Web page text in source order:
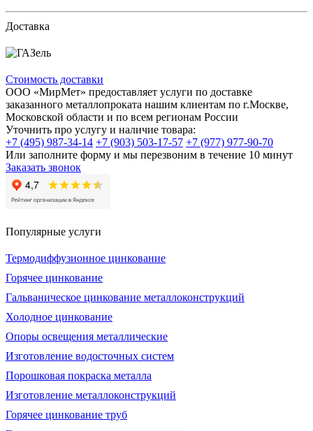
Доставка
Стоимость доставки
ООО «МирМет» предоставляет услуги по доставке
заказанного металлопроката нашим клиентам по г.Москве,
Московской области и по всем регионам России
Уточнить про услугу и наличие товара:
+7 (495) 987-34-14 +7 (903) 503-17-57 +7 (977) 977-90-70
Или заполните форму и мы перезвоним в течение 10 минут
Заказать звонок
Популярные услуги
Термодиффузионное цинкование
Горячее цинкование
Гальваническое цинкование металлоконструкций
Холодное цинкование
Опоры освещения металлические
Изготовление водосточных систем
Порошковая покраска металла
Изготовление металлоконструкций
Горячее цинкование труб